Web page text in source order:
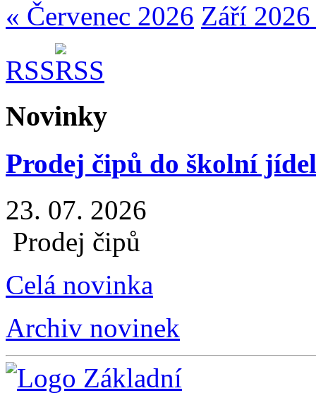
« Červenec 2026 Září
RSS
Novinky
Prodej čipů do školní
23. 07. 2026
Prodej čipů
Celá novinka
Archiv novinek